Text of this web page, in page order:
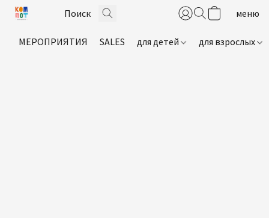
МЕРОПРИЯТИЯ SALES для детей для взрослых